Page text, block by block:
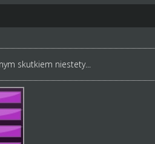
skutkiem niestety...